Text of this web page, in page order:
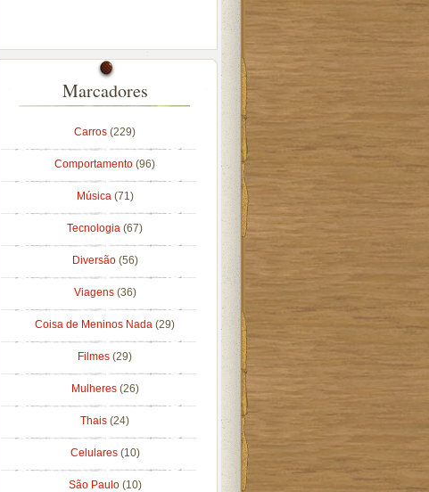
Marcadores
Carros (229)
Comportamento (96)
Música (71)
Tecnologia (67)
Diversão (56)
Viagens (36)
Coisa de Meninos Nada (29)
Filmes (29)
Mulheres (26)
Thais (24)
Celulares (10)
São Paulo (10)